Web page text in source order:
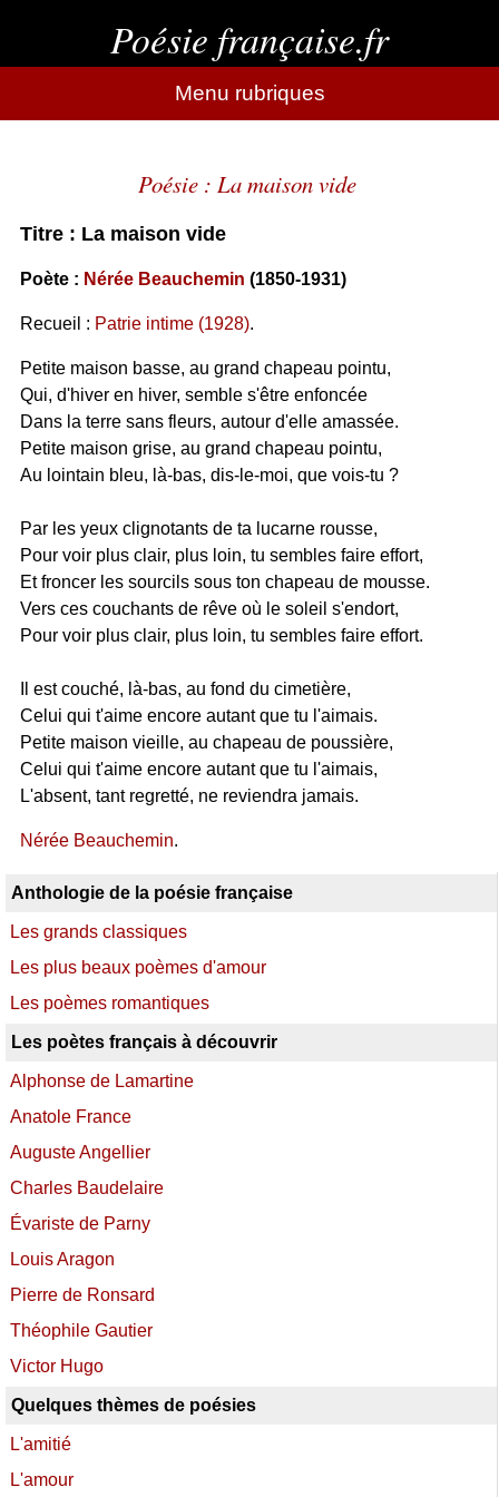
Poésie française.fr
Menu rubriques
Poésie : La maison vide
Titre : La maison vide
Poète : Nérée Beauchemin (1850-1931)
Recueil : Patrie intime (1928).
Petite maison basse, au grand chapeau pointu,
Qui, d'hiver en hiver, semble s'être enfoncée
Dans la terre sans fleurs, autour d'elle amassée.
Petite maison grise, au grand chapeau pointu,
Au lointain bleu, là-bas, dis-le-moi, que vois-tu ?
Par les yeux clignotants de ta lucarne rousse,
Pour voir plus clair, plus loin, tu sembles faire effort,
Et froncer les sourcils sous ton chapeau de mousse.
Vers ces couchants de rêve où le soleil s'endort,
Pour voir plus clair, plus loin, tu sembles faire effort.
Il est couché, là-bas, au fond du cimetière,
Celui qui t'aime encore autant que tu l'aimais.
Petite maison vieille, au chapeau de poussière,
Celui qui t'aime encore autant que tu l'aimais,
L'absent, tant regretté, ne reviendra jamais.
Nérée Beauchemin.
Anthologie de la poésie française
Les grands classiques
Les plus beaux poèmes d'amour
Les poèmes romantiques
Les poètes français à découvrir
Alphonse de Lamartine
Anatole France
Auguste Angellier
Charles Baudelaire
Évariste de Parny
Louis Aragon
Pierre de Ronsard
Théophile Gautier
Victor Hugo
Quelques thèmes de poésies
L'amitié
L'amour